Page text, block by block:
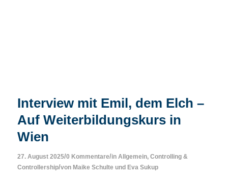
Interview mit Emil, dem Elch –
Auf Weiterbildungskurs in
Wien
27. August 2025/0 Kommentare/in Allgemein, Controlling &
Controllership/von Maike Schulte und Eva Sukup